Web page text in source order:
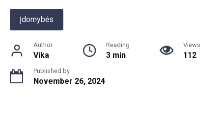
Įdomybės
Author
Vika
Reading
3 min
Views
112
Published by
November 26, 2024